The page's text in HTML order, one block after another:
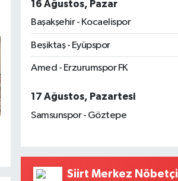
16 Ağustos, Pazar
Başakşehir - Kocaelispor
Beşiktaş - Eyüpspor
Amed - Erzurumspor FK
17 Ağustos, Pazartesi
Samsunspor - Göztepe
Siirt Merkez Nöbetçi